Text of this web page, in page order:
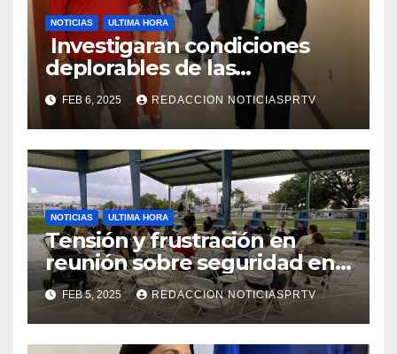
NOTICIAS ULTIMA HORA
Investigaran condiciones
deplorables de las
facilidades el Departamento
de la Salud en Mayagüez
FEB 6, 2025 REDACCION NOTICIASPRTV
NOTICIAS ULTIMA HORA
Tensión y frustración en
reunión sobre seguridad en
Reparto Metropolitano
FEB 5, 2025 REDACCION NOTICIASPRTV